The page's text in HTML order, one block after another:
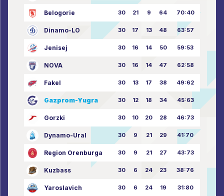
Belogorie 30 21 9 64 70:40
Dinamo-LO 30 17 13 48 63:57
Jenisej 30 16 14 50 59:53
NOVA 30 16 14 47 62:58
Fakel 30 13 17 38 49:62
Gazprom-Yugra 30 12 18 34 45:63
Gorzki 30 10 20 28 46:73
Dynamo-Ural 30 9 21 29 41:70
Region Orenburga 30 9 21 27 43:73
Kuzbass 30 6 24 23 38:76
Yaroslavich 30 6 24 19 31:80